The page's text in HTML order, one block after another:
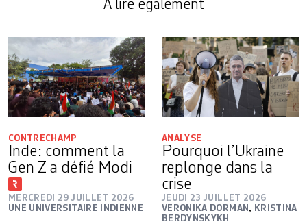
A lire également
CONTRECHAMP
Inde: comment la
Gen Z a défié Modi
MERCREDI 29 JUILLET 2026
UNE UNIVERSITAIRE INDIENNE
ANALYSE
Pourquoi l’Ukraine
replonge dans la
crise
JEUDI 23 JUILLET 2026
VERONIKA DORMAN , KRISTINA
BERDYNSKYKH